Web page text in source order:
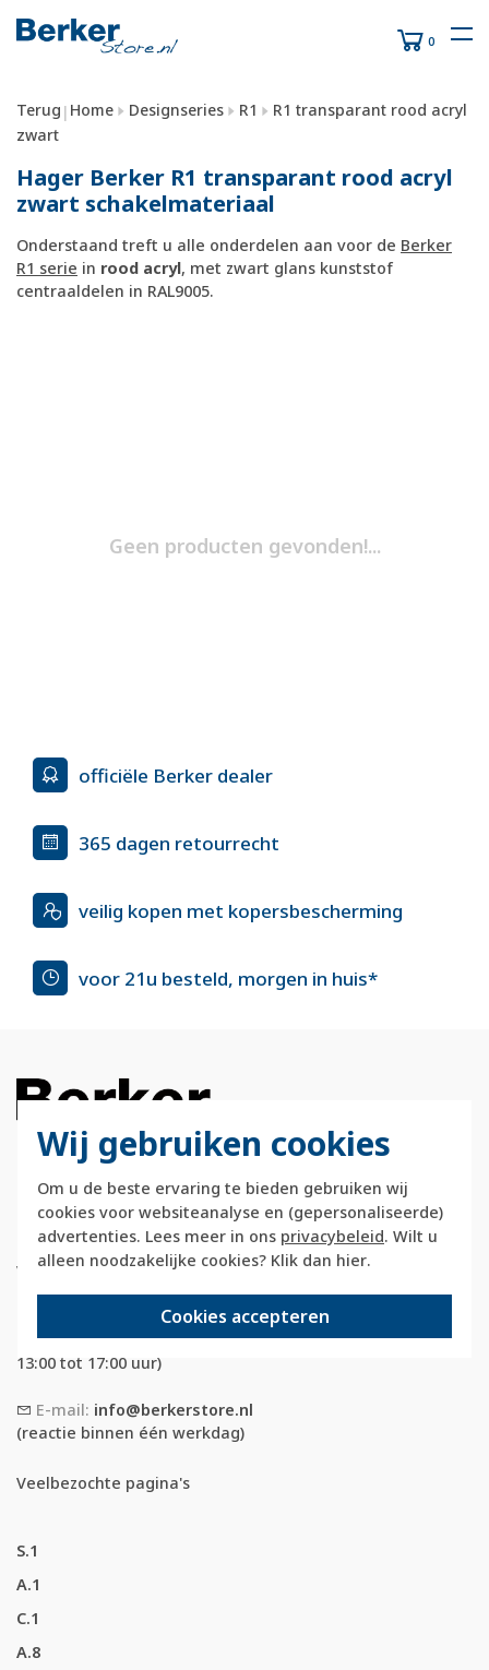
Wij gebruiken cookies
Om u de beste ervaring te bieden gebruiken wij
cookies voor websiteanalyse en (gepersonaliseerde)
advertenties. Lees meer in ons privacybeleid. Wilt u
alleen noodzakelijke cookies? Klik dan hier.
Cookies accepteren
0
Terug | Home Designseries R1
R1 transparant rood acryl
zwart
Hager Berker R1 transparant rood acryl
zwart schakelmateriaal
Onderstaand treft u alle onderdelen aan voor de Berker
R1 serie in rood acryl, met zwart glans kunststof
centraaldelen in RAL9005.
Geen producten gevonden!...
officiële Berker dealer
365 dagen retourrecht
veilig kopen met kopersbescherming
voor 21u besteld, morgen in huis*
Berkerstore.nl is onderdeel van e-Stores
International B.V. en geen webwinkel of
onderdeel van Hager
Vertriebsgesellschaft GmbH & Co. KG.
088 28 29 333
(maandag t/m vrijdag, 09:00 tot 12:00 en
13:00 tot 17:00 uur)
E-mail: info@berkerstore.nl
(reactie binnen één werkdag)
Veelbezochte pagina's
S.1
A.1
C.1
A.8